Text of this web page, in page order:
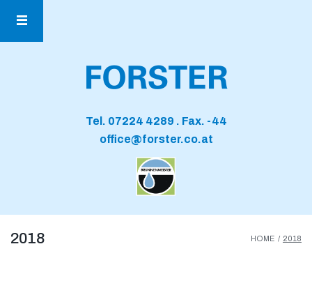
Tel. 07224 4289 . Fax. -44
office@forster.co.at
2018 HOME / 2018